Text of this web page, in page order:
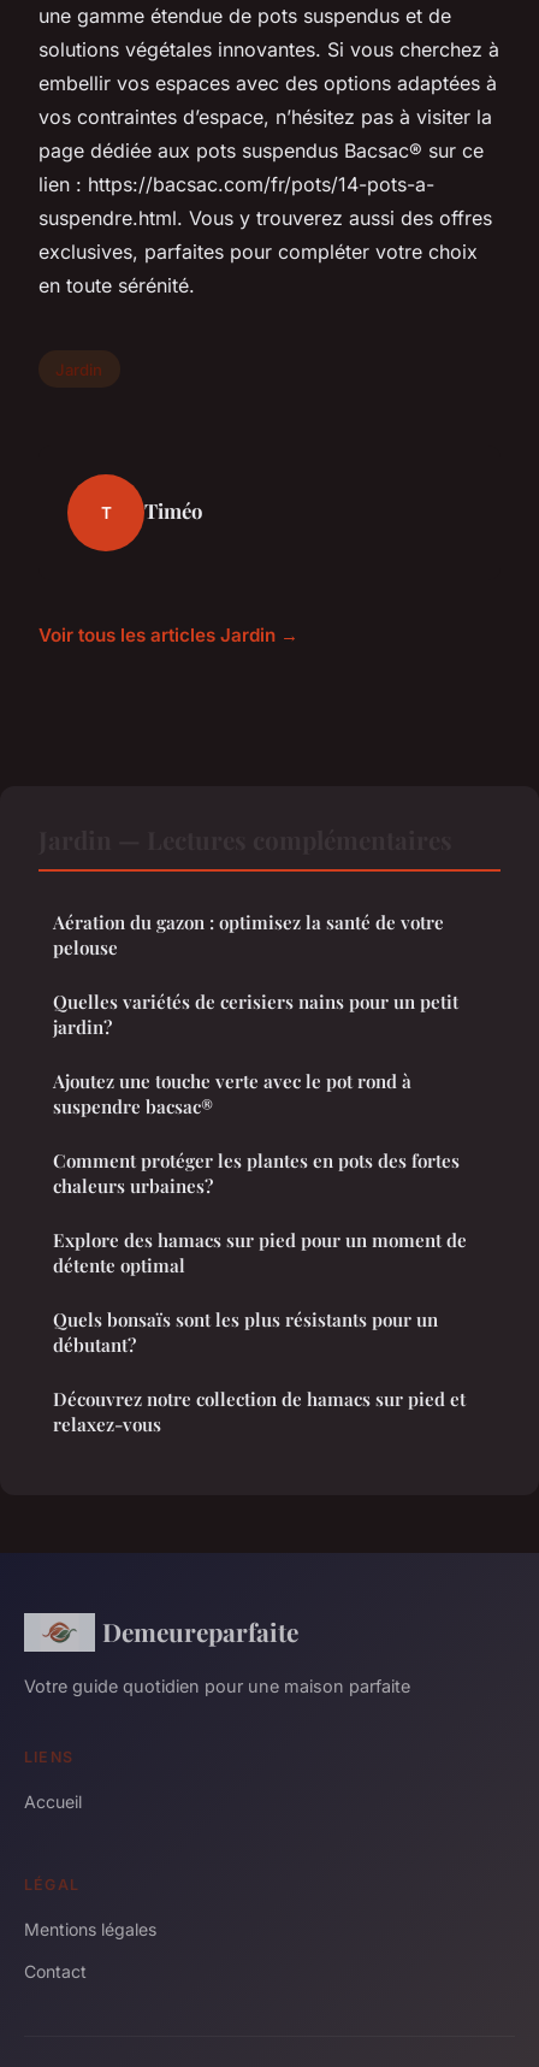
une gamme étendue de pots suspendus et de
solutions végétales innovantes. Si vous cherchez à
embellir vos espaces avec des options adaptées à
vos contraintes d’espace, n’hésitez pas à visiter la
page dédiée aux pots suspendus Bacsac® sur ce
lien : https://bacsac.com/fr/pots/14-pots-a-
suspendre.html. Vous y trouverez aussi des offres
exclusives, parfaites pour compléter votre choix
en toute sérénité.
Jardin
T Timéo
Voir tous les articles Jardin →
Aération du gazon : optimisez la santé de votre
pelouse
Quelles variétés de cerisiers nains pour un petit
jardin?
Ajoutez une touche verte avec le pot rond à
suspendre bacsac®
Comment protéger les plantes en pots des fortes
chaleurs urbaines?
Explore des hamacs sur pied pour un moment de
détente optimal
Quels bonsaïs sont les plus résistants pour un
débutant?
Découvrez notre collection de hamacs sur pied et
relaxez-vous
Demeureparfaite
Votre guide quotidien pour une maison parfaite
LIENS
Accueil
LÉGAL
Mentions légales
Contact